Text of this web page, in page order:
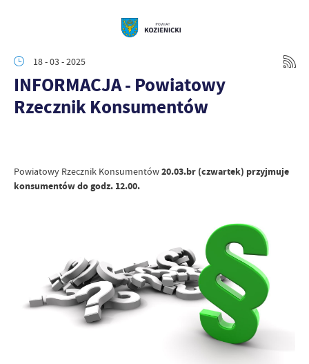
18 - 03 - 2025
INFORMACJA - Powiatowy
Rzecznik Konsumentów
Powiatowy Rzecznik Konsumentów20.03.br (czwartek) przyjmuje
konsumentów do godz. 12.00.